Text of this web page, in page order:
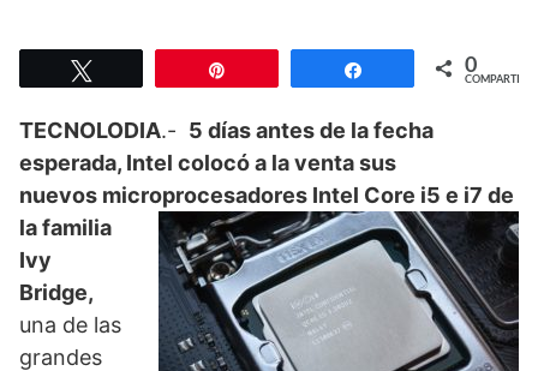
Compartir 0
COMPARTIR
TECNOLODIA.- 5 días antes de la fecha
esperada, Intel colocó a la venta sus
nuevos microprocesadores Intel Core i5 e i7 de
la familia
Ivy
Bridge,
una de las
grandes